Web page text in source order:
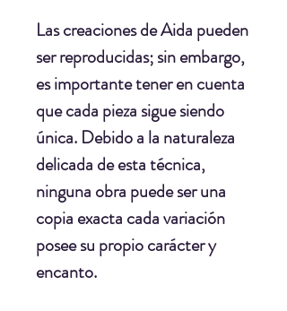
Las creaciones de Aida pueden
ser reproducidas; sin embargo,
es importante tener en cuenta
que cada pieza sigue siendo
única. Debido a la naturaleza
delicada de esta técnica,
ninguna obra puede ser una
copia exacta cada variación
posee su propio carácter y
encanto.